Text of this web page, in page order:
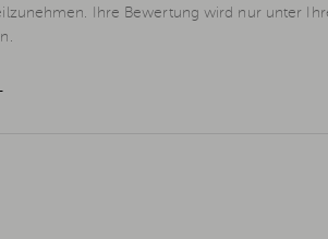
Ihre Bewertung wird nur unter